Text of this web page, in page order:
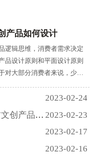
产品如何设计
逻辑思维，消费者需求决定
品设计原则和平面设计原则
对大部分消费者来说，少数
拉近文创产品设计与消费者
需要考虑易理解性原则和趣
四大原则，亲密性原则、对
对比原则中，应该重点关注
2023-02-24
2023-02-23
产品设计
2023-02-17
2023-02-16